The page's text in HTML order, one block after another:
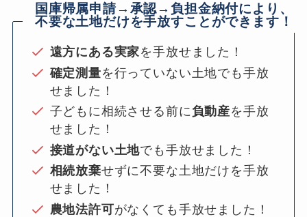
国庫帰属申請→承認→負担金納付により、
不要な土地だけを手放すことができます！
遠方にある実家を手放せました！
確定測量を行っていない土地でも手放
せました！
子どもに相続させる前に負動産を手放
せました！
接道がない土地でも手放せました！
相続放棄せずに不要な土地だけを手放
せました！
農地法許可がなくても手放せました！